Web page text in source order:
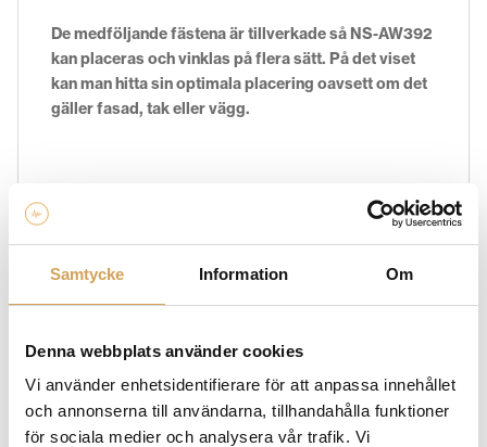
Samtycke Information Om
Denna webbplats använder cookies
Vi använder enhetsidentifierare för att anpassa innehållet
och annonserna till användarna, tillhandahålla funktioner
för sociala medier och analysera vår trafik. Vi
De medföljande fästena är tillverkade så NS-AW392
kan placeras och vinklas på flera sätt. På det viset
kan man hitta sin optimala placering oavsett om det
gäller fasad, tak eller vägg.
0.75 tum soft dome